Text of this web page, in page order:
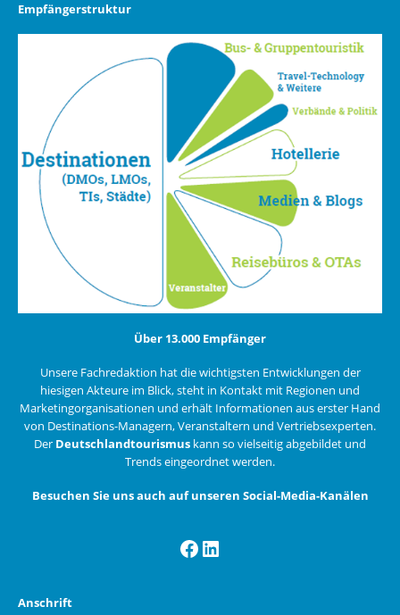
Empfängerstruktur
Über 13.000 Empfänger
Unsere Fachredaktion hat die wichtigsten Entwicklungen der
hiesigen Akteure im Blick, steht in Kontakt mit Regionen und
Marketingorganisationen und erhält Informationen aus erster Hand
von Destinations-Managern, Veranstaltern und Vertriebsexperten.
Der Deutschlandtourismus kann so vielseitig abgebildet und
Trends eingeordnet werden.
Besuchen Sie uns auch auf unseren Social-Media-Kanälen
Facebook
LinkedIn
Anschrift